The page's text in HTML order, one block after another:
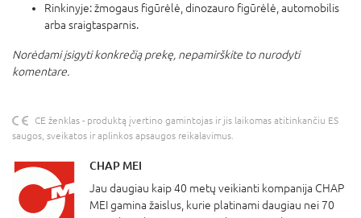
Rinkinyje: žmogaus figūrėlė, dinozauro figūrėlė, automobilis
arba sraigtasparnis.
Norėdami įsigyti konkrečią prekę, nepamirškite to nurodyti
komentare.
CE ženklas - produktą įvertino gamintojas ir jis laikomas atitinkančiu ES
saugos, sveikatos ir aplinkos apsaugos reikalavimus.
CHAP MEI
Jau daugiau kaip 40 metų veikianti kompanija CHAP
MEI gamina žaislus, kurie platinami daugiau nei 70